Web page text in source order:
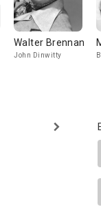
Walter Brennan
John Dinwitty